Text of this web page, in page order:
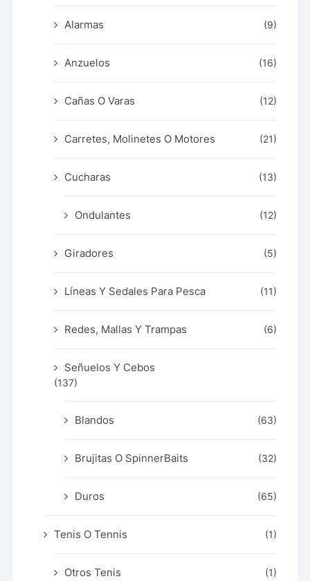
Alarmas (9)
Anzuelos (16)
Cañas O Varas (12)
Carretes, Molinetes O Motores (21)
Cucharas (13)
Ondulantes (12)
Giradores (5)
Líneas Y Sedales Para Pesca (11)
Redes, Mallas Y Trampas (6)
Señuelos Y Cebos
(137)
Blandos (63)
Brujitas O SpinnerBaits (32)
Duros (65)
Tenis O Tennis (1)
Otros Tenis (1)